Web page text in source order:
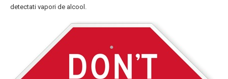
detectati vapori de alcool.